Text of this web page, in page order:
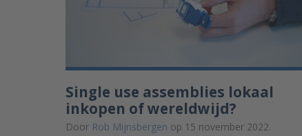
Single use assemblies lokaal
inkopen of wereldwijd?
Door Rob Mijnsbergen op 15 november 2022.